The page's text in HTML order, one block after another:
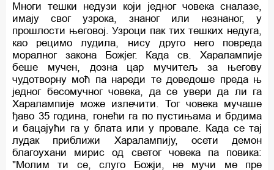
Многи тешки недузи који једног човека сналазе,
имају свог узрока, знаног или незнаног, у
прошлости његовој. Узроци пак тих тешких недуга,
као рецимо лудила, нису друго него повреда
моралног закона Божјег. Када св. Харалампије
беше мучен, дозна цар мучитељ за његову
чудотворну моћ па нареди те доведоше преда њ
једног бесомучног човека, да се увери да ли га
Харалампије може излечити. Тог човека мучаше
ђаво 35 година, гонећи га по пустињама и брдима
и бацајући га у блата или у провале. Када се тај
лудак приближи Харалампију, осети демон
благоухани мирис од светог човека па повика:
"Молим ти се, слуго Божји, не мучи ме пре